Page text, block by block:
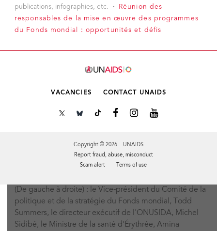
(De gauche à droite) : le Vice-président du Comité de la
politique et de la stratégie du Fonds mondial, Todd
Summers, le directeur exécutif de l'ONUSIDA, Michel
Sidibé, le Ministre de la santé d'Érythrée, Amina
publications, infographies, etc.
Réunion des
responsables de la mise en œuvre des programmes
du Fonds mondial : opportunités et défis
VACANCIES CONTACT UNAIDS
Copyright © 2026 UNAIDS
Report fraud, abuse, misconduct
Scam alert
Terms of use
Share this selection Facebook